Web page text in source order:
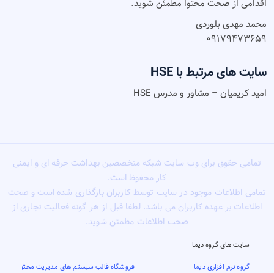
اقدامی از صحت محتوا مطمئن شوید.
محمد مهدی بلوردی
۰۹۱۷۹۴۷۳۶۵۹
سایت های مرتبط با HSE
امید کریمیان – مشاور و مدرس HSE
تمامی حقوق برای وب سایت شبکه متخصصین بهداشت حرفه ای و ایمنی
کار محفوظ است.
تمامی اطلاعات موجود در سایت توسط کاربران بارگذاری شده است و صحت
اطلاعات بر عهده کاربران می باشد. لطفا قبل از هر گونه فعالیت تجاری از
صحت اطلاعات مطمئن شوید.
سایت های گروه دیما
گروه نرم افزاری دیما
فروشگاه قالب سیستم های مدیریت محتوا